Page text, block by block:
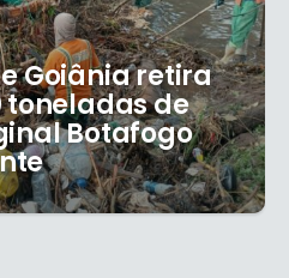
Goiânia retira
toneladas de
Botafogo